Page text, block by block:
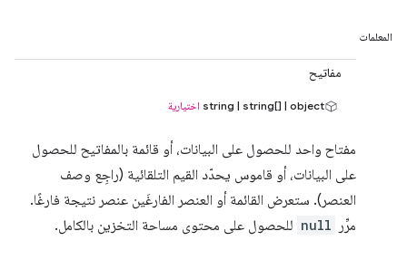
المعلمات
مفاتيح
string | string[] | object اختيارية
مفتاح واحد للحصول على البيانات، أو قائمة بالمفاتيح للحصول
على البيانات، أو قاموس يحدّد القيم التلقائية (راجِع وصف
العنصر). ستعرض القائمة أو العنصر الفارغَين عنصر نتيجة فارغًا.
مرِّر
null للحصول على محتوى مساحة التخزين بالكامل.